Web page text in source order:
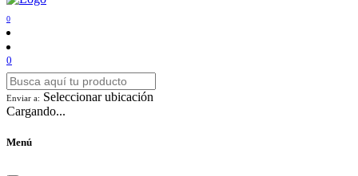
0
0
Enviar a: Seleccionar ubicación
Cargando...
Menú